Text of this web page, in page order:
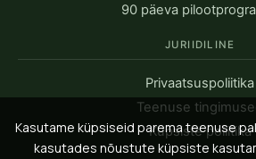
90 päeva
JURIIDILINE
Privaatsuspoliitika
Teenuse
Küpsiste poliitika
Kasutame küpsiseid parema teenuse
kasutades nõustute küpsiste